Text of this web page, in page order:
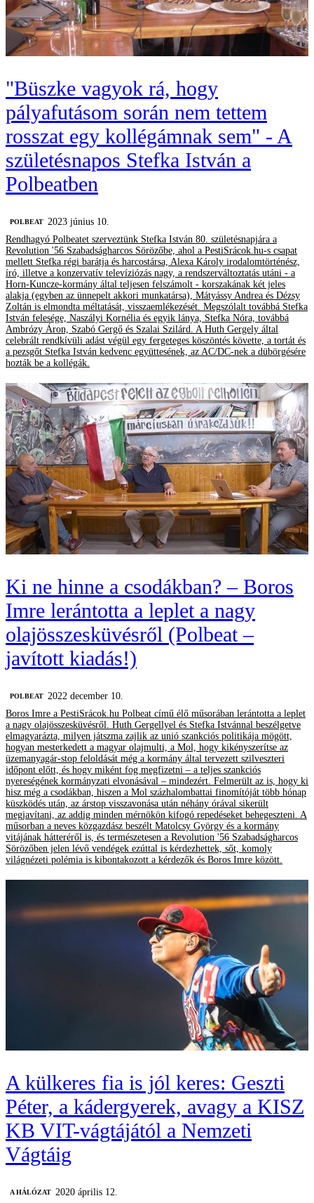
"Büszke vagyok rá, hogy
pályafutásom során nem tettem
rosszat egy kollégámnak sem" - A
születésnapos Stefka István a
Polbeatben
‎POLBEAT 2023 június 10.
Rendhagyó Polbeatet szerveztünk Stefka István 80. születésnapjára a
Revolution '56 Szabadságharcos Sörözőbe, ahol a PestiSrácok.hu-s csapat
mellett Stefka régi barátja és harcostársa, Alexa Károly irodalomtörténész,
író, illetve a konzervatív televíziózás nagy, a rendszerváltoztatás utáni - a
Horn-Kuncze-kormány által teljesen felszámolt - korszakának két jeles
alakja (egyben az ünnepelt akkori munkatársa), Mátyássy Andrea és Dézsy
Zoltán is elmondta méltatását, visszaemlékezését. Megszólalt továbbá Stefka
István felesége, Naszályi Kornélia és egyik lánya, Stefka Nóra, továbbá
Ambrózy Áron, Szabó Gergő és Szalai Szilárd. A Huth Gergely által
celebrált rendkívüli adást végül egy fergeteges köszöntés követte, a tortát és
a pezsgőt Stefka István kedvenc együttesének, az AC/DC-nek a dübörgésére
hozták be a kollégák.
Ki ne hinne a csodákban? – Boros
Imre lerántotta a leplet a nagy
olajösszesküvésről (Polbeat –
javított kiadás!)
‎POLBEAT
2022 december 10.
Boros Imre a PestiSrácok.hu Polbeat című élő műsorában lerántotta a leplet
a nagy olajösszesküvésről. Huth Gergellyel és Stefka Istvánnal beszélgetve
elmagyarázta, milyen játszma zajlik az unió szankciós politikája mögött,
hogyan mesterkedett a magyar olajmulti, a Mol, hogy kikényszerítse az
üzemanyagár-stop feloldását még a kormány által tervezett szilveszteri
időpont előtt, és hogy miként fog megfizetni – a teljes szankciós
nyereségének kormányzati elvonásával – mindezért. Felmerült az is, hogy ki
hisz még a csodákban, hiszen a Mol százhalombattai finomítóját több hónap
küszködés után, az árstop visszavonása után néhány órával sikerült
megjavítani, az addig minden mérnökön kifogó repedéseket behegeszteni. A
műsorban a neves közgazdász beszélt Matolcsy György és a kormány
vitájának hátteréről is, és természetesen a Revolution '56 Szabadságharcos
Sörözőben jelen lévő vendégek ezúttal is kérdezhettek, sőt, komoly
világnézeti polémia is kibontakozott a kérdezők és Boros Imre között.
A külkeres fia is jól keres: Geszti
Péter, a kádergyerek, avagy a KISZ
KB VIT-vágtájától a Nemzeti
Vágtáig
A HÁLÓZAT
2020 április 12.